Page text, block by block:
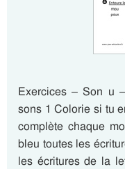
Exercices – Son u
sons 1 Colorie si tu
complète chaque
bleu toutes les
les écritures de la